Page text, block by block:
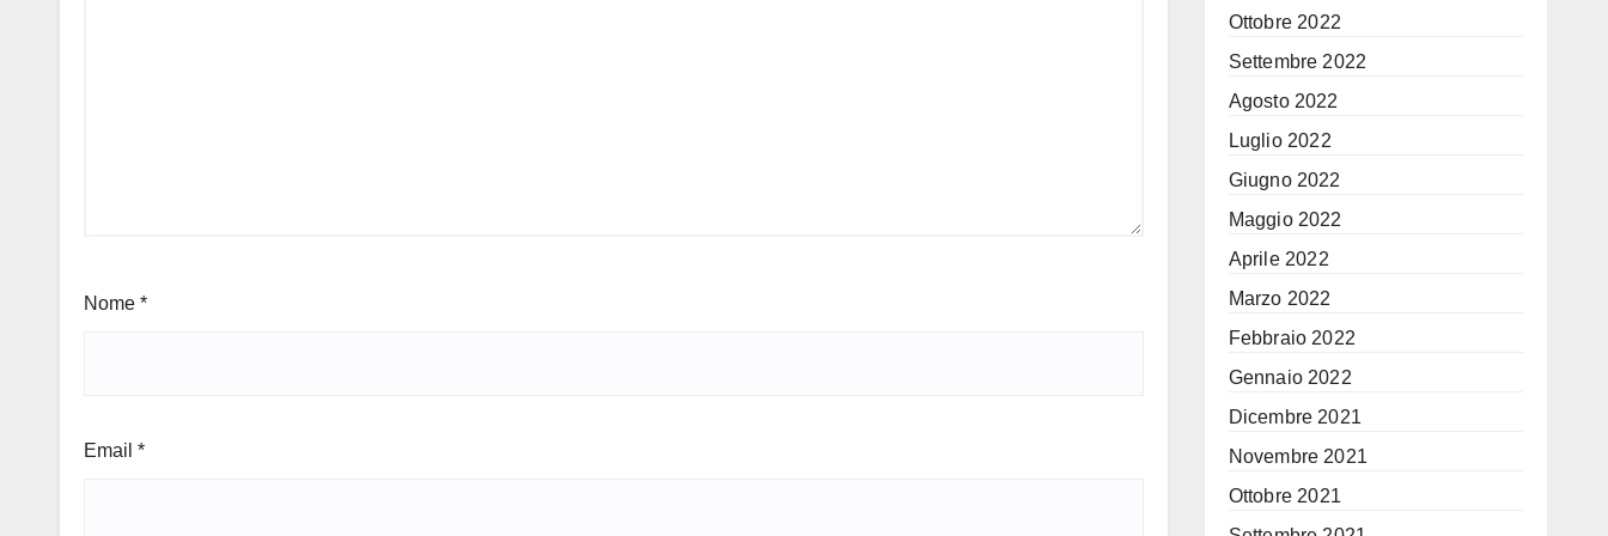
Nome *
Email *
Ottobre 2022
Settembre 2022
Agosto 2022
Luglio 2022
Giugno 2022
Maggio 2022
Aprile 2022
Marzo 2022
Febbraio 2022
Gennaio 2022
Dicembre 2021
Novembre 2021
Ottobre 2021